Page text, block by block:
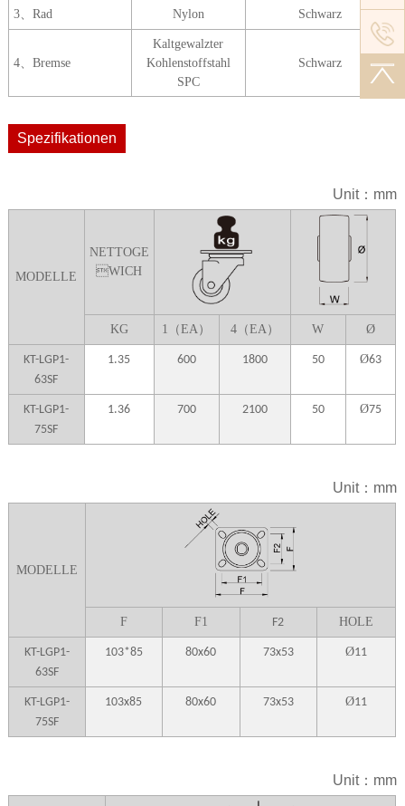
3、 Rad Nylon Schwarz
4、 Bremse
Kaltgewalzter
Kohlenstoffstahl
SPC
Schwarz
Spezifikationen
Unit：mm
MODELLE
NETTOGE
WICH
KG 1（EA） 4（EA） W Ø
KT-LGP1-
63SF
1.35 600 1800 50 Ø63
KT-LGP1-
75SF
1.36 700 2100 50 Ø75
Unit：mm
MODELLE
F F1 F2 HOLE
KT-LGP1-
63SF
103*85 80x60 73x53 Ø11
KT-LGP1-
75SF
103x85 80x60 73x53 Ø11
Unit：mm